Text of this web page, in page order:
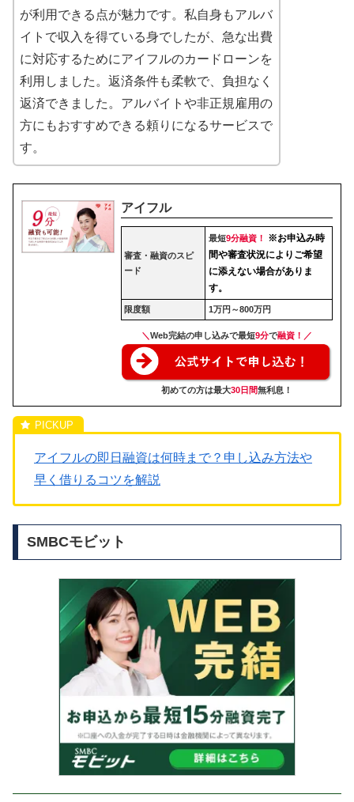
が利用できる点が魅力です。私自身もアルバ
イトで収入を得ている身でしたが、急な出費
に対応するためにアイフルのカードローンを
利用しました。返済条件も柔軟で、負担なく
返済できました。アルバイトや非正規雇用の
方にもおすすめできる頼りになるサービスで
す。
アイフル
審査・融資のスピ
ード
最短9分融資！
※お申込み時
間や審査状況によりご希望
に添えない場合がありま
す。
限度額 1万円～800万円
＼Web完結の申し込みで最短9分で融資！／
初めての方は最大30日間無利息！
アイフルの即日融資は何時まで？申し込み方法や
早く借りるコツを解説
SMBCモビット